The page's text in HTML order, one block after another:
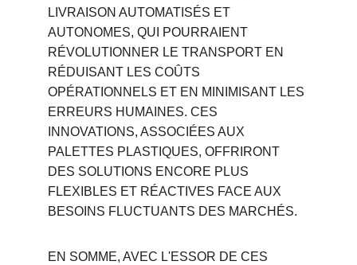
LIVRAISON AUTOMATISÉS ET
AUTONOMES, QUI POURRAIENT
RÉVOLUTIONNER LE TRANSPORT EN
RÉDUISANT LES COÛTS
OPÉRATIONNELS ET EN MINIMISANT LES
ERREURS HUMAINES. CES
INNOVATIONS, ASSOCIÉES AUX
PALETTES PLASTIQUES, OFFRIRONT
DES SOLUTIONS ENCORE PLUS
FLEXIBLES ET RÉACTIVES FACE AUX
BESOINS FLUCTUANTS DES MARCHÉS.
EN SOMME, AVEC L'ESSOR DE CES